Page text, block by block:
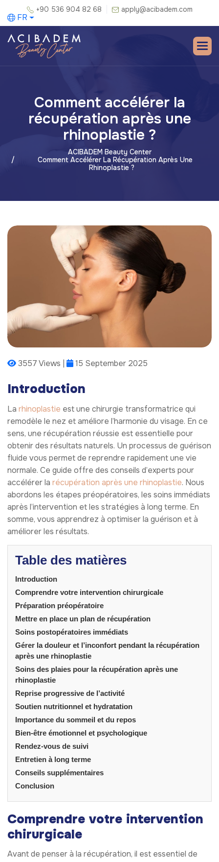
+90 536 904 82 68 apply@acibadem.com
FR
Comment accélérer la
récupération après une
rhinoplastie ?
ACIBADEM Beauty Center
Comment Accélérer La Récupération Après Une
Rhinoplastie ?
3557 Views | 15 September 2025
Introduction
La rhinoplastie est une chirurgie transformatrice qui
remodèle le nez et améliore l’harmonie du visage. En ce
sens, une récupération réussie est essentielle pour
obtenir des résultats naturels. Un processus de guérison
fluide vous permet de reprendre rapidement une vie
normale. Ce guide offre des conseils d’experts pour
accélérer la récupération après une rhinoplastie. Nous
abordons les étapes préopératoires, les soins immédiats
après l’intervention et les stratégies à long terme. En
somme, vous apprendrez à optimiser la guérison et à
améliorer les résultats.
Table des matières
Introduction
Comprendre votre intervention chirurgicale
Préparation préopératoire
Mettre en place un plan de récupération
Soins postopératoires immédiats
Gérer la douleur et l’inconfort pendant la récupération
après une rhinoplastie
Soins des plaies pour la récupération après une
rhinoplastie
Reprise progressive de l’activité
Soutien nutritionnel et hydratation
Importance du sommeil et du repos
Bien-être émotionnel et psychologique
Rendez-vous de suivi
Entretien à long terme
Conseils supplémentaires
Conclusion
Comprendre votre intervention
chirurgicale
Avant de penser à la récupération, il est essentiel de